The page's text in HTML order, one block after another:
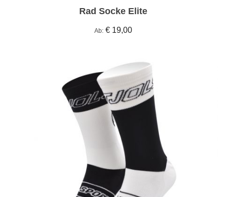
Rad Socke Elite
Ab € 19,00